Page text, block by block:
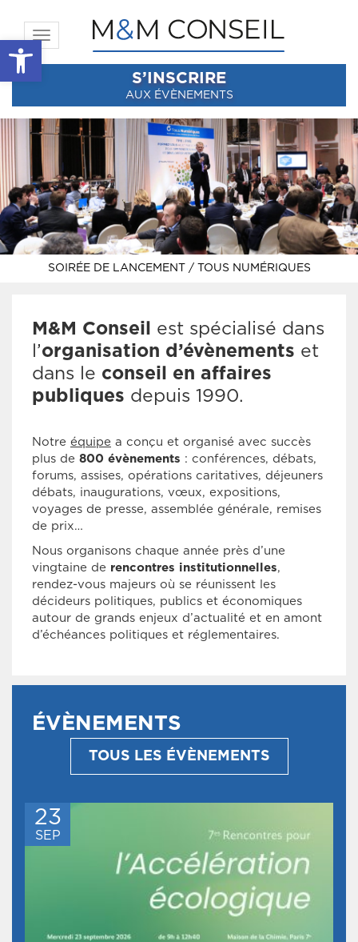
Ouvrir la barre d’outils
Toggle navigation
S’INSCRIRE
AUX ÉVÈNEMENTS
SOIRÉE DE LANCEMENT / TOUS NUMÉRIQUES
M&M Conseil
est spécialisé dans
l’organisation d’évènements et
dans le conseil en affaires
publiques depuis 1990.
Notre équipe a conçu et organisé avec succès
plus de 800 évènements : conférences, débats,
forums, assises, opérations caritatives, déjeuners
débats, inaugurations, vœux, expositions,
voyages de presse, assemblée générale, remises
de prix…
Nous organisons chaque année près d’une
vingtaine de rencontres institutionnelles,
rendez-vous majeurs où se réunissent les
décideurs politiques, publics et économiques
autour de grands enjeux d’actualité et en amont
d’échéances politiques et réglementaires.
ÉVÈNEMENTS
TOUS LES ÉVÈNEMENTS
23
SEP